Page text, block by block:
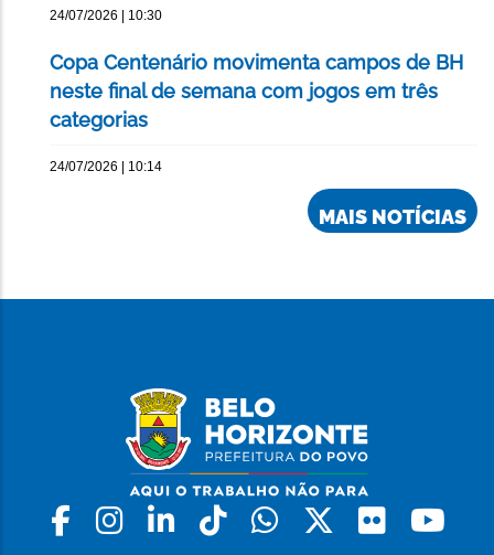
24/07/2026 | 10:30
Copa Centenário movimenta campos de BH
neste final de semana com jogos em três
categorias
24/07/2026 | 10:14
MAIS NOTÍCIAS
Facebook
Instagram
LinkedinTiktokWhatsapp
X Flickr